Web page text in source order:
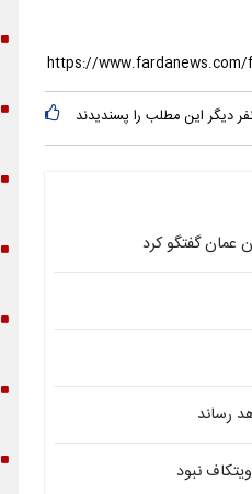
دیگر این مطلب را پسندیدند
عمان گفتگو کرد
رساند
نبود